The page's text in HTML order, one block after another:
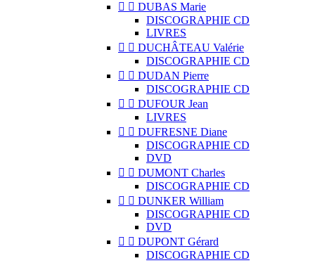
  DUBAS Marie
DISCOGRAPHIE CD
LIVRES
  DUCHÂTEAU Valérie
DISCOGRAPHIE CD
  DUDAN Pierre
DISCOGRAPHIE CD
  DUFOUR Jean
LIVRES
  DUFRESNE Diane
DISCOGRAPHIE CD
DVD
  DUMONT Charles
DISCOGRAPHIE CD
  DUNKER William
DISCOGRAPHIE CD
DVD
  DUPONT Gérard
DISCOGRAPHIE CD